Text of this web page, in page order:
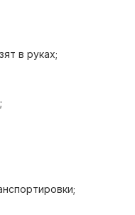
в руках;
осей.